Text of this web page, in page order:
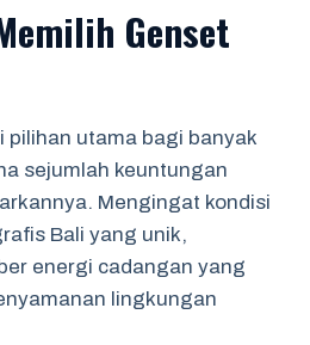
Genset
pilihan utama bagi banyak
sejumlah keuntungan
Mengingat kondisi
Bali yang unik,
energi cadangan yang
lingkungan